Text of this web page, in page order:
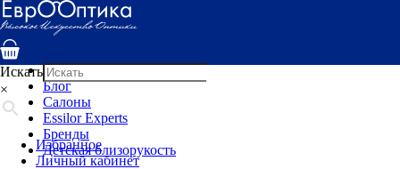
Услуги
Специалисты
Детская оптика
Блог
Салоны
Essilor Experts
Бренды
Детская близорукость
Искать
×
Избранное
Личный кабинет